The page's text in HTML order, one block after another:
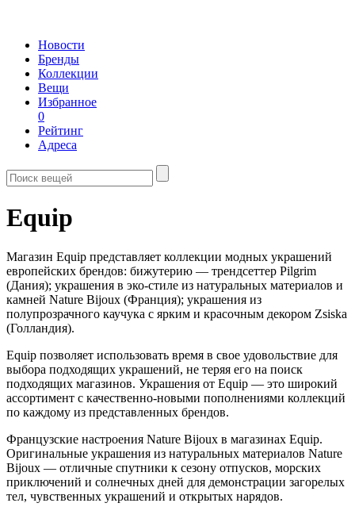
Новости
Бренды
Коллекции
Вещи
Избранное
0
Рейтинг
Адреса
Equip
Магазин Equip представляет коллекции модных украшений
европейских брендов: бижутерию — трендсеттер Pilgrim
(Дания); украшения в эко-стиле из натуральных материалов и
камней Nature Bijoux (Франция); украшения из
полупрозрачного каучука с ярким и красочным декором Zsiska
(Голландия).
Equip позволяет использовать время в свое удовольствие для
выбора подходящих украшений, не теряя его на поиск
подходящих магазинов. Украшения от Equip — это широкий
ассортимент с качественно-новыми пополнениями коллекций
по каждому из представленных брендов.
Французские настроения Nature Bijoux в магазинах Equip.
Оригинальные украшения из натуральных материалов Nature
Bijoux — отличные спутники к сезону отпусков, морских
приключений и солнечных дней для демонстрации загорелых
тел, чувственных украшений и открытых нарядов.